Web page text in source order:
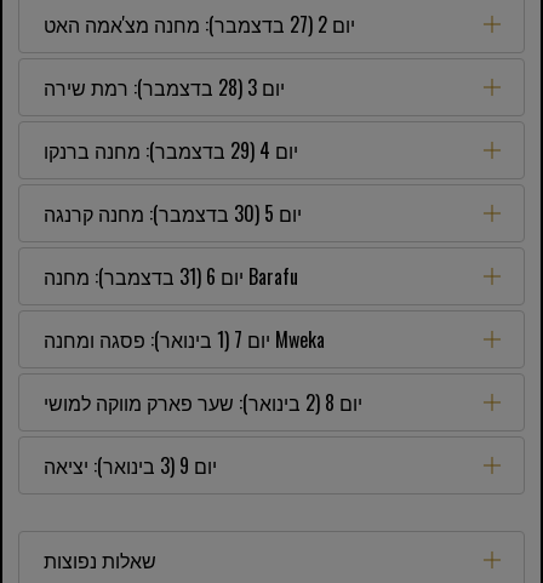
יום 2 (27 בדצמבר): מחנה מצ'אמה האט
יום 3 (28 בדצמבר): רמת שירה
יום 4 (29 בדצמבר): מחנה ברנקו
יום 5 (30 בדצמבר): מחנה קרנגה
יום 6 (31 בדצמבר): מחנה Barafu
יום 7 (1 בינואר): פסגה ומחנה Mweka
יום 8 (2 בינואר): שער פארק מווקה למושי
יום 9 (3 בינואר): יציאה
שאלות נפוצות